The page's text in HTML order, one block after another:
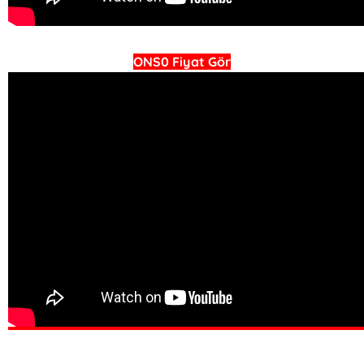
ONS0 Fiyat Gör